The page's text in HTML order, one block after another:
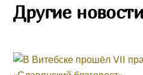
Другие новости